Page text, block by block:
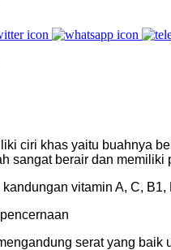
ciri khas yaitu buahnya
sangat berair dan
vitamin A, C,
serat yang